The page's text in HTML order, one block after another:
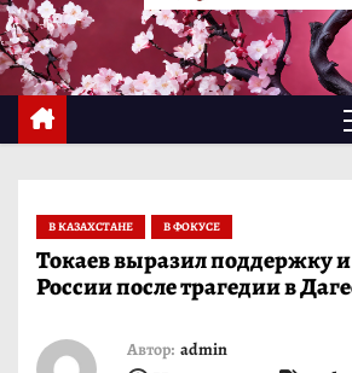
к
с
о
В КАЗАХСТАНЕ В ФОКУСЕ
Токаев выразил поддержку и
России после трагедии в
Автор: admin